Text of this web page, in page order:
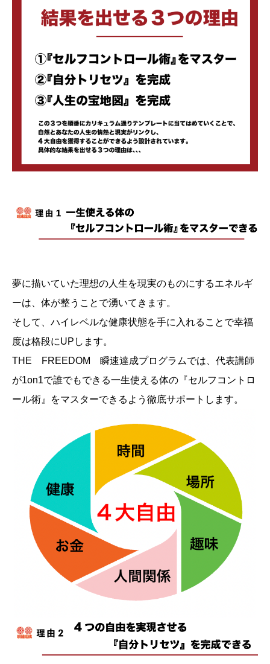
夢に描いていた理想の人生を現実のものにするエネルギ
ーは、体が整うことで湧いてきます。
そして、ハイレベルな健康状態を手に入れることで幸福
度は格段にUPします。
THE FREEDOM 瞬速達成プログラムでは、代表講師
が1on1で誰でもできる一生使える体の『セルフコントロ
ール術』をマスターできるよう徹底サポートします。